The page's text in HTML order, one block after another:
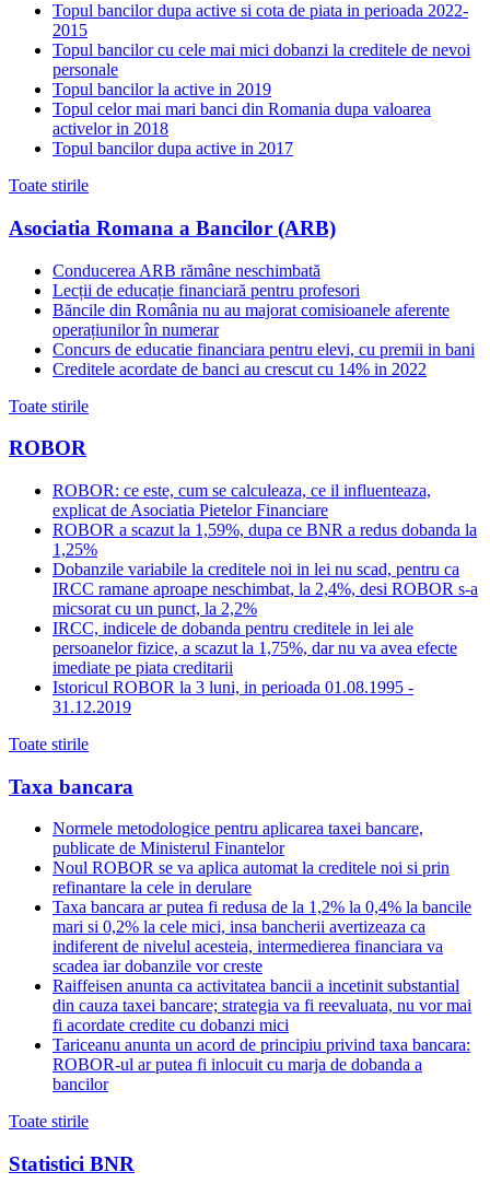
Topul bancilor dupa active si cota de piata in perioada 2022-
2015
Topul bancilor cu cele mai mici dobanzi la creditele de nevoi
personale
Topul bancilor la active in 2019
Topul celor mai mari banci din Romania dupa valoarea
activelor in 2018
Topul bancilor dupa active in 2017
Toate stirile
Asociatia Romana a Bancilor (ARB)
Conducerea ARB rămâne neschimbată
Lecții de educație financiară pentru profesori
Băncile din România nu au majorat comisioanele aferente
operațiunilor în numerar
Concurs de educatie financiara pentru elevi, cu premii in bani
Creditele acordate de banci au crescut cu 14% in 2022
Toate stirile
ROBOR
ROBOR: ce este, cum se calculeaza, ce il influenteaza,
explicat de Asociatia Pietelor Financiare
ROBOR a scazut la 1,59%, dupa ce BNR a redus dobanda la
1,25%
Dobanzile variabile la creditele noi in lei nu scad, pentru ca
IRCC ramane aproape neschimbat, la 2,4%, desi ROBOR s-a
micsorat cu un punct, la 2,2%
IRCC, indicele de dobanda pentru creditele in lei ale
persoanelor fizice, a scazut la 1,75%, dar nu va avea efecte
imediate pe piata creditarii
Istoricul ROBOR la 3 luni, in perioada 01.08.1995 -
31.12.2019
Toate stirile
Taxa bancara
Normele metodologice pentru aplicarea taxei bancare,
publicate de Ministerul Finantelor
Noul ROBOR se va aplica automat la creditele noi si prin
refinantare la cele in derulare
Taxa bancara ar putea fi redusa de la 1,2% la 0,4% la bancile
mari si 0,2% la cele mici, insa bancherii avertizeaza ca
indiferent de nivelul acesteia, intermedierea financiara va
scadea iar dobanzile vor creste
Raiffeisen anunta ca activitatea bancii a incetinit substantial
din cauza taxei bancare; strategia va fi reevaluata, nu vor mai
fi acordate credite cu dobanzi mici
Tariceanu anunta un acord de principiu privind taxa bancara:
ROBOR-ul ar putea fi inlocuit cu marja de dobanda a
bancilor
Toate stirile
Statistici BNR